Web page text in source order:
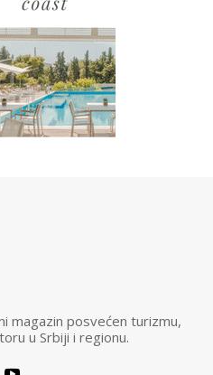
magazin posvećen turizmu,
u Srbiji i regionu.